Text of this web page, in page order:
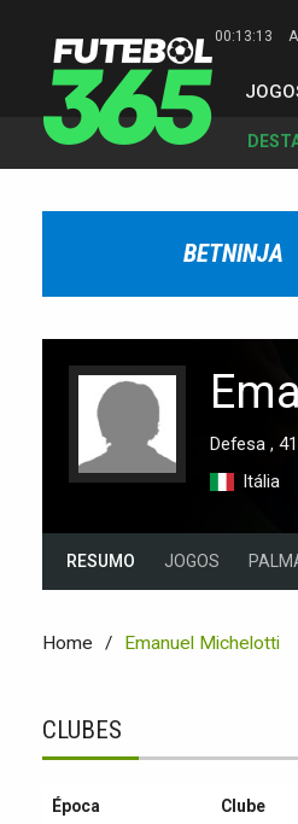
00:13:13
BETNINJA
Defesa ,
Itália
RESUMO JOGOS
Home Emanuel Michelotti
CLUBES
Época Clube